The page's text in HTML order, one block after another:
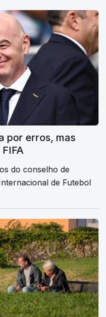
por erros, mas
do conselho de
de Futebol